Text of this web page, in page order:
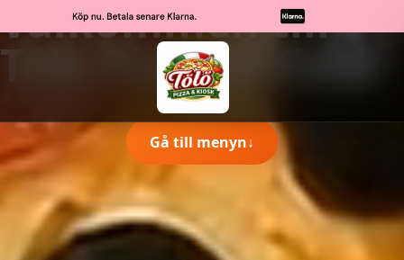
Välkommen till
Tölö Pizza & Kiosk
Gå till menyn↓